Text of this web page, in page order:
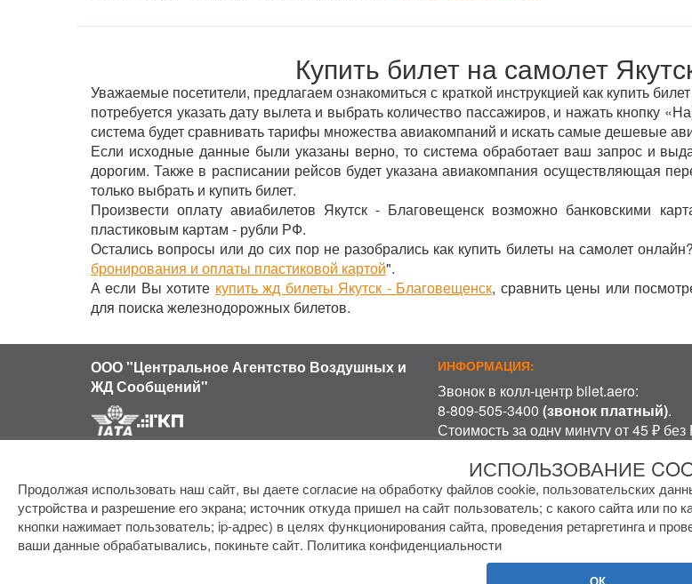
Купить билет на самолет
Уважаемые посетители, предлагаем ознакомиться с краткой инструкцией как купить
потребуется указать дату вылета и выбрать количество пассажиров, и нажать кнопку
система будет сравнивать тарифы множества авиакомпаний и искать самые дешевые
Если исходные данные были указаны верно, то система обработает ваш запрос и
дорогим. Также в расписании рейсов будет указана авиакомпания осуществляющая
только выбрать и купить билет.
Произвести оплату авиабилетов Якутск - Благовещенск возможно банковскими
пластиковым картам - рубли РФ.
Остались вопросы или до сих пор не разобрались как купить билеты на самолет
бронирования и оплаты пластиковой картой".
А если Вы хотите купить жд билеты Якутск - Благовещенск, сравнить цены или
для поиска железнодорожных билетов.
ООО "Центральное Агентство Воздушных и
ЖД Сообщений"
ИНФОРМАЦИЯ:
Звонок в колл-центр bilet.aero:
8-809-505-3400 (звонок платный).
Стоимость за одну минуту от 45 ₽
оператором, в зависимости от
оператора связи.
График работы колл-центра:
пн-пт с 7 до 17 МСК
сб-вс с8 до 15 МСК
ИСПОЛЬЗОВАНИЕ
Продолжая использовать наш сайт, вы даете согласие на обработку файлов cookie, пользовательских
устройства и разрешение его экрана; источник откуда пришел на сайт пользователь; с какого сайта или
кнопки нажимает пользователь; ip-адрес) в целях функционирования сайта, проведения ретаргетинга и
ваши данные обрабатывались, покиньте сайт. Политика конфиденциальности